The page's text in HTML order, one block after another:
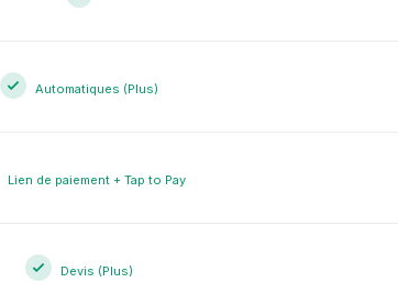
Automatiques (Plus)
Lien de paiement + Tap to Pay
Devis (Plus)